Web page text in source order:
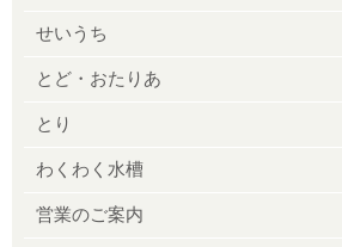
せいうち
とど・おたりあ
とり
わくわく水槽
営業のご案内